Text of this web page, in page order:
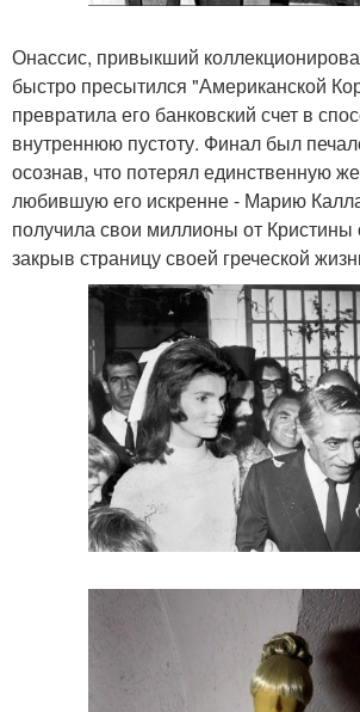
Онассис, привыкший
быстро пресытился "Американской
превратила его банковский счет в
внутреннюю пустоту. Финал был
осознав, что потерял единственную
любившую его искренне - Марию
получила свои миллионы от Кристины
закрыв страницу своей греческой